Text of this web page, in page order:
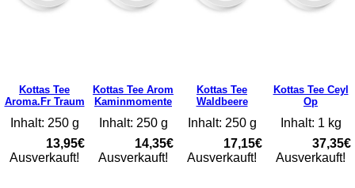
Kottas Tee
Aroma.Fr Traum
Inhalt: 250 g
13,95€
Ausverkauft!
Kottas Tee Arom
Kaminmomente
Inhalt: 250 g
14,35€
Ausverkauft!
Kottas Tee
Waldbeere
Inhalt: 250 g
17,15€
Ausverkauft!
Kottas Tee Ceyl
Op
Inhalt: 1 kg
37,35€
Ausverkauft!